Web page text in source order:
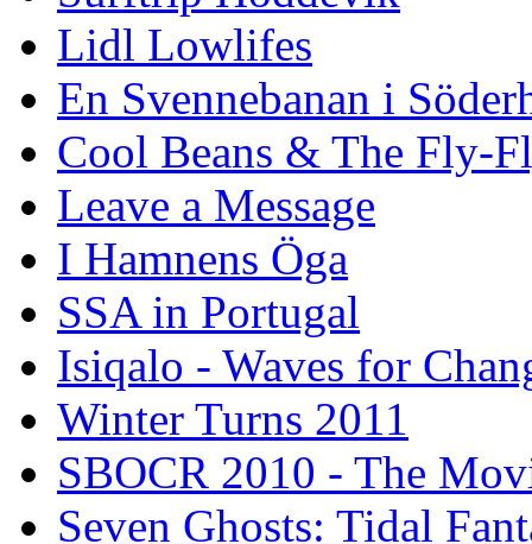
Lidl Lowlifes
En Svennebanan i
Cool Beans & The Fly-
Leave a Message
I Hamnens Öga
SSA in Portugal
Isiqalo - Waves for
Winter Turns 2011
SBOCR 2010 - The
Seven Ghosts: Tidal